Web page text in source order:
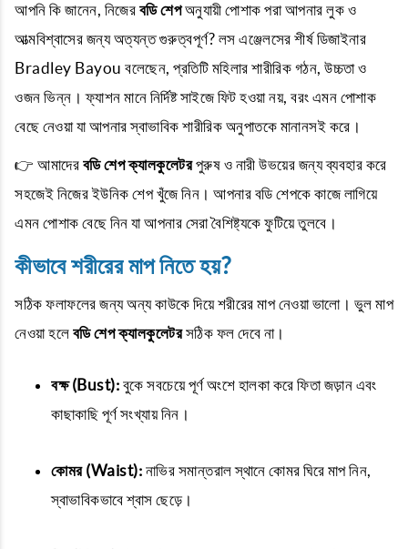
আপনি কি জানেন, নিজের বডি শেপঅনুযায়ী পোশাক পরা আপনার লুক ও
আত্মবিশ্বাসের জন্য অত্যন্ত গুরুত্বপূর্ণ? লস এঞ্জেলসের শীর্ষ ডিজাইনার
Bradley Bayou বলেছেন, প্রতিটি মহিলার শারীরিক গঠন, উচ্চতা ও
ওজন ভিন্ন। ফ্যাশন মানে নির্দিষ্ট সাইজে ফিট হওয়া নয়, বরং এমন পোশাক
বেছে নেওয়া যা আপনার স্বাভাবিক শারীরিক অনুপাতকে মানানসই করে।
👉 আমাদের বডি শেপ ক্যালকুলেটরপুরুষ ও নারী উভয়ের জন্য ব্যবহার করে
সহজেই নিজের ইউনিক শেপ খুঁজে নিন। আপনার বডি শেপকে কাজে লাগিয়ে
এমন পোশাক বেছে নিন যা আপনার সেরা বৈশিষ্ট্যকে ফুটিয়ে তুলবে।
কীভাবে শরীরের মাপ নিতে হয়?
সঠিক ফলাফলের জন্য অন্য কাউকে দিয়ে শরীরের মাপ নেওয়া ভালো। ভুল মাপ
নেওয়া হলে বডি শেপ ক্যালকুলেটরসঠিক ফল দেবে না।
বক্ষ (Bust): বুকে সবচেয়ে পূর্ণ অংশে হালকা করে ফিতা জড়ান এবং
কাছাকাছি পূর্ণ সংখ্যায় নিন।
কোমর (Waist): নাভির সমান্তরাল স্থানে কোমর ঘিরে মাপ নিন,
স্বাভাবিকভাবে শ্বাস ছেড়ে।